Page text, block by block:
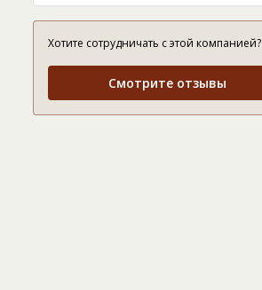
Хотите сотрудничать с этой компанией?
Смотрите отзывы